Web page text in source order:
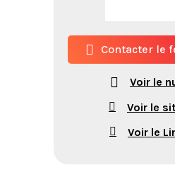
Contacter le
Voir le
Voir le
Voir le